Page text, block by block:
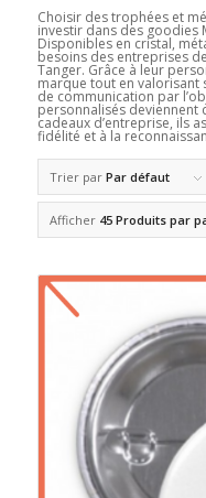
Choisir des trophées et
investir dans des goodies
Disponibles en cristal,
besoins des entreprises
Tanger. Grâce à leur
marque tout en valorisant
de communication par
personnalisés deviennent
cadeaux d’entreprise, ils
fidélité et à la
Trier par Par défaut
Afficher 45 Produits par